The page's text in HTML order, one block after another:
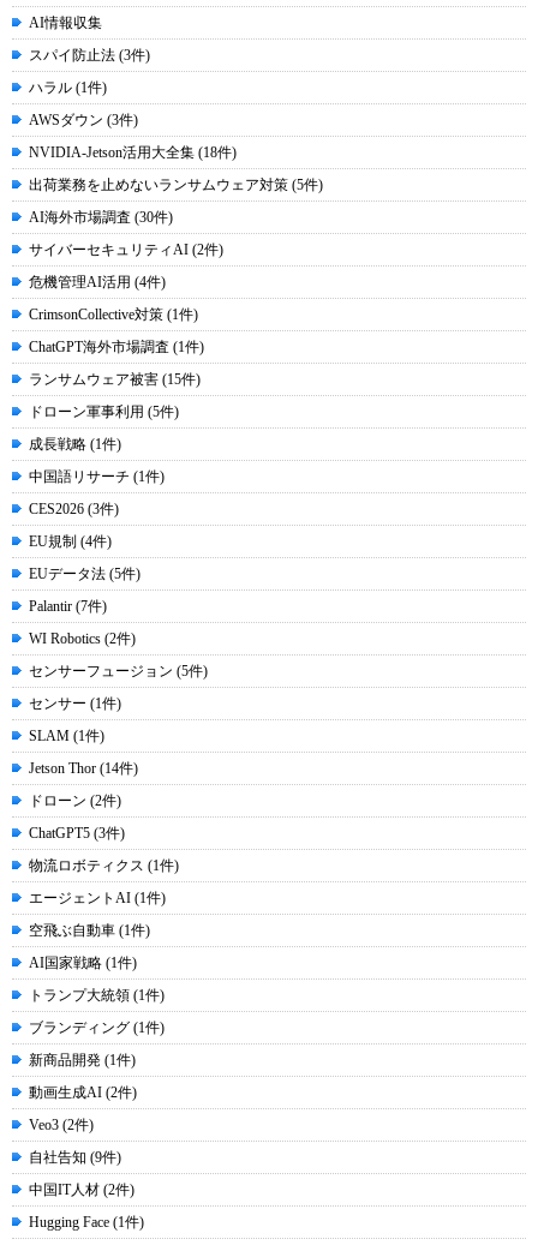
AI情報収集
スパイ防止法 (3件)
ハラル (1件)
AWSダウン (3件)
NVIDIA-Jetson活用大全集 (18件)
出荷業務を止めないランサムウェア対策 (5件)
AI海外市場調査 (30件)
サイバーセキュリティAI (2件)
危機管理AI活用 (4件)
CrimsonCollective対策 (1件)
ChatGPT海外市場調査 (1件)
ランサムウェア被害 (15件)
ドローン軍事利用 (5件)
成長戦略 (1件)
中国語リサーチ (1件)
CES2026 (3件)
EU規制 (4件)
EUデータ法 (5件)
Palantir (7件)
WI Robotics (2件)
センサーフュージョン (5件)
センサー (1件)
SLAM (1件)
Jetson Thor (14件)
ドローン (2件)
ChatGPT5 (3件)
物流ロボティクス (1件)
エージェントAI (1件)
空飛ぶ自動車 (1件)
AI国家戦略 (1件)
トランプ大統領 (1件)
ブランディング (1件)
新商品開発 (1件)
動画生成AI (2件)
Veo3 (2件)
自社告知 (9件)
中国IT人材 (2件)
Hugging Face (1件)